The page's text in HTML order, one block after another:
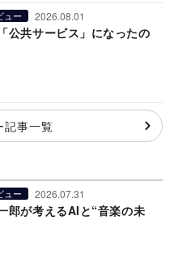
ュー 2026.08.01
公共サービス」になったの
記事一覧
ュー 2026.07.31
郎が考えるAIと“音楽の未